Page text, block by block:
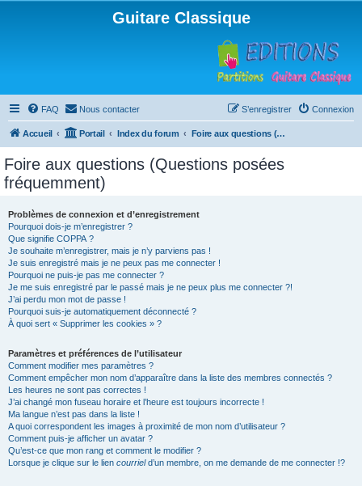
Guitare Classique
FAQ Nous contacter Connexion
S’enregistrer
Accueil Portail Index du forum Foire aux questions (Questions posées fréquemment)
Foire aux questions (Questions posées
fréquemment)
Problèmes de connexion et d’enregistrement
Pourquoi dois-je m’enregistrer ?
Que signifie COPPA ?
Je souhaite m’enregistrer, mais je n’y parviens pas !
Je suis enregistré mais je ne peux pas me connecter !
Pourquoi ne puis-je pas me connecter ?
Je me suis enregistré par le passé mais je ne peux plus me connecter ?!
J’ai perdu mon mot de passe !
Pourquoi suis-je automatiquement déconnecté ?
À quoi sert « Supprimer les cookies » ?
Paramètres et préférences de l’utilisateur
Comment modifier mes paramètres ?
Comment empêcher mon nom d’apparaître dans la liste des membres connectés ?
Les heures ne sont pas correctes !
J’ai changé mon fuseau horaire et l’heure est toujours incorrecte !
Ma langue n’est pas dans la liste !
A quoi correspondent les images à proximité de mon nom d’utilisateur ?
Comment puis-je afficher un avatar ?
Qu’est-ce que mon rang et comment le modifier ?
Lorsque je clique sur le lien courrield’un membre, on me demande de me connecter !?